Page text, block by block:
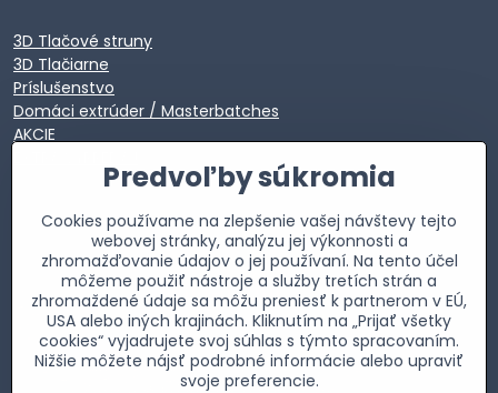
3D Tlačové struny
3D Tlačiarne
Príslušenstvo
Domáci extrúder / Masterbatches
AKCIE
Predvoľby súkromia
Cookies používame na zlepšenie vašej návštevy tejto
webovej stránky, analýzu jej výkonnosti a
zhromažďovanie údajov o jej používaní. Na tento účel
môžeme použiť nástroje a služby tretích strán a
zhromaždené údaje sa môžu preniesť k partnerom v EÚ,
USA alebo iných krajinách. Kliknutím na „Prijať všetky
cookies“ vyjadrujete svoj súhlas s týmto spracovaním.
Nižšie môžete nájsť podrobné informácie alebo upraviť
svoje preferencie.